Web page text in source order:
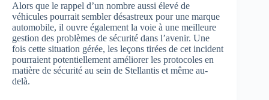
Alors que le rappel d’un nombre aussi élevé de
véhicules pourrait sembler désastreux pour une marque
automobile, il ouvre également la voie à une meilleure
gestion des problèmes de sécurité dans l’avenir. Une
fois cette situation gérée, les leçons tirées de cet incident
pourraient potentiellement améliorer les protocoles en
matière de sécurité au sein de Stellantis et même au-
delà.